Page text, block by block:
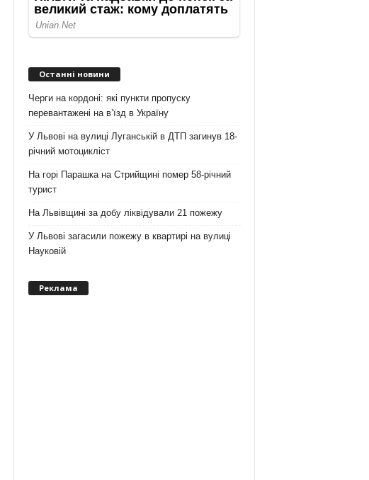
Останні новини
Черги на кордоні: які пункти пропуску
перевантажені на вʼїзд в Україну
У Львові на вулиці Луганській в ДТП загинув 18-
річний мотоцикліст
На горі Парашка на Стрийщині помер 58-річний
турист
На Львівщині за добу ліквідували 21 пожежу
У Львові загасили пожежу в квартирі на вулиці
Науковій
Реклама